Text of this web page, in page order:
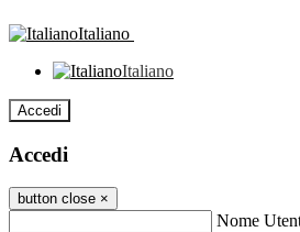
Italiano
Italiano
Accedi
Accedi
button close ×
Nome